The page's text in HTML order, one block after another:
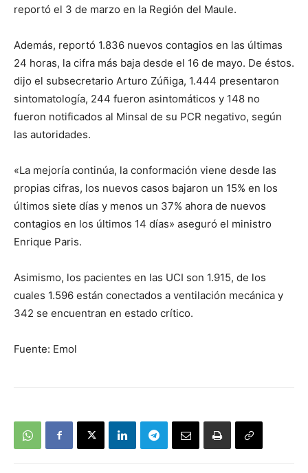
reportó el 3 de marzo en la Región del Maule.
Además, reportó 1.836 nuevos contagios en las últimas
24 horas, la cifra más baja desde el 16 de mayo. De éstos.
dijo el subsecretario Arturo Zúñiga, 1.444 presentaron
sintomatología, 244 fueron asintomáticos y 148 no
fueron notificados al Minsal de su PCR negativo, según
las autoridades.
«La mejoría continúa, la conformación viene desde las
propias cifras, los nuevos casos bajaron un 15% en los
últimos siete días y menos un 37% ahora de nuevos
contagios en los últimos 14 días» aseguró el ministro
Enrique Paris.
Asimismo, los pacientes en las UCI son 1.915, de los
cuales 1.596 están conectados a ventilación mecánica y
342 se encuentran en estado crítico.
Fuente: Emol